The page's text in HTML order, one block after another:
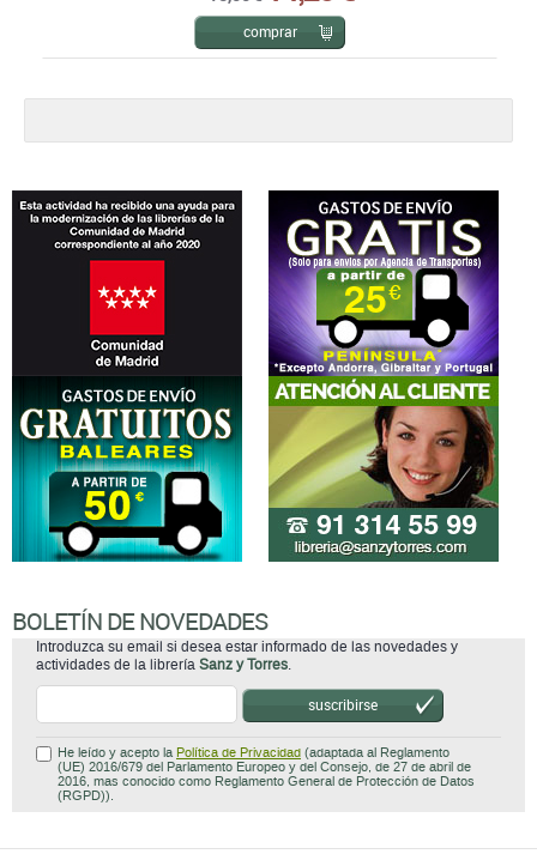
comprar
BOLETÍN DE NOVEDADES
Introduzca su email si desea estar informado de las novedades y
actividades de la librería Sanz y Torres
suscribirse
He leído y acepto la Política de Privacidad (adaptada al Reglamento
(UE) 2016/679 del Parlamento Europeo y del Consejo, de 27 de abril de
2016, mas conocido como Reglamento General de Protección de Datos
(RGPD)).